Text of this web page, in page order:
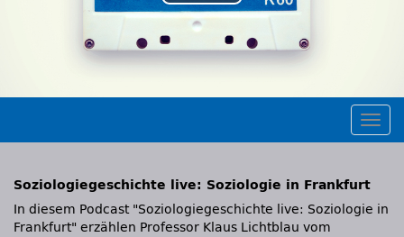
Video
Soziologiegeschichte live: Soziologie in Frankfurt
In diesem Podcast "Soziologiegeschichte live: Soziologie in
Frankfurt" erzählen Professor Klaus Lichtblau vom